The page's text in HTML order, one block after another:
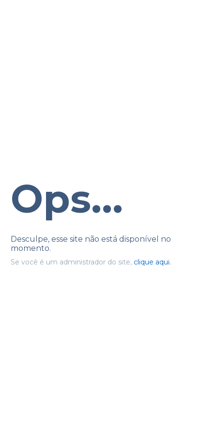
Ops...
Desculpe, esse site não está disponível no
momento.
Se você é um administrador do site, clique aqui.